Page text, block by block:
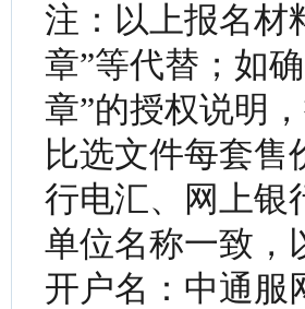
注：以上报名材
章”等代替；如
章”的授权说明
比选文件每套售
行电汇、网上银
单位名称一致，
开户名：中通服